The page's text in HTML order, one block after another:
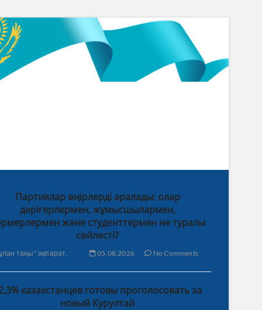
Партиялар өңірлерді аралады: олар
дәрігерлермен, жұмысшылармен,
және студенттермен не туралы
сөйлесті?
таңы" ақпарат. 05.08.2026 No Comments
казахстанцев готовы проголосовать за
новый Курултай